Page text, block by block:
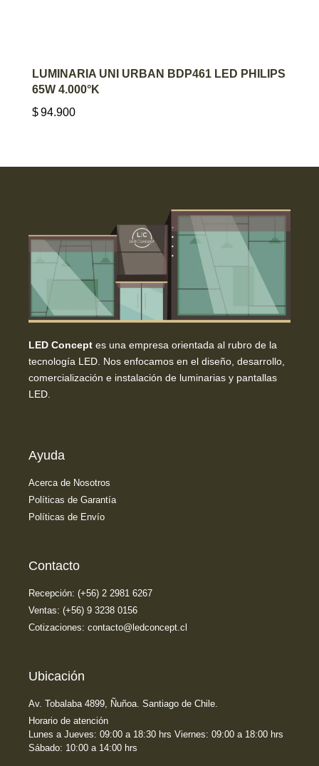
AGREGAR AL CARRITO
LUMINARIA UNI URBAN BDP461 LED PHILIPS
65W 4.000°K
$94.900
LED Concept es una empresa orientada al rubro de la
tecnología LED. Nos enfocamos en el diseño, desarrollo,
comercialización e instalación de luminarias y pantallas
LED.
Ayuda
Acerca de Nosotros
Políticas de Garantía
Políticas de Envío
Contacto
Recepción: (+56) 2 2981 6267
Ventas: (+56) 9 3238 0156
Cotizaciones: contacto@ledconcept.cl
Ubicación
Av. Tobalaba 4899, Ñuñoa. Santiago de Chile.
Horario de atención
Lunes a Jueves: 09:00 a 18:30 hrs Viernes: 09:00 a 18:00 hrs
Sábado: 10:00 a 14:00 hrs